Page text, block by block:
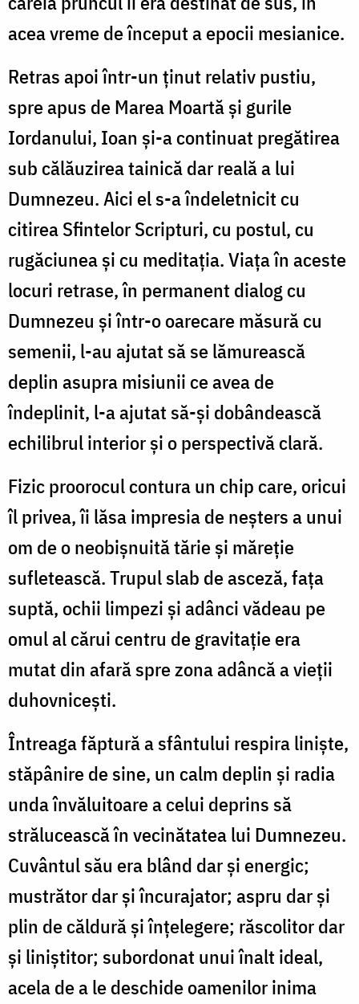
acea vreme de început a epocii mesianice.
Retras apoi într-un ţinut relativ pustiu,
spre apus de Marea Moartă şi gurile
Iordanului, Ioan şi-a continuat pregătirea
sub călăuzirea tainică dar reală a lui
Dumnezeu. Aici el s-a îndeletnicit cu
citirea Sfintelor Scripturi, cu postul, cu
rugăciunea şi cu meditaţia. Viaţa în aceste
locuri retrase, în permanent dialog cu
Dumnezeu şi într-o oarecare măsură cu
semenii, l-au ajutat să se lămurească
deplin asupra misiunii ce avea de
îndeplinit, l-a ajutat să-şi dobândească
echilibrul interior şi o perspectivă clară.
Fizic proorocul contura un chip care, oricui
îl privea, îi lăsa impresia de neşters a unui
om de o neobişnuită tărie şi măreţie
sufletească. Trupul slab de asceză, faţa
suptă, ochii limpezi şi adânci vădeau pe
omul al cărui centru de gravitaţie era
mutat din afară spre zona adâncă a vieţii
duhovniceşti.
Întreaga făptură a sfântului respira linişte,
stăpânire de sine, un calm deplin şi radia
unda învăluitoare a celui deprins să
strălucească în vecinătatea lui Dumnezeu.
Cuvântul său era blând dar şi energic;
mustrător dar şi încurajator; aspru dar şi
plin de căldură şi înţelegere; răscolitor dar
şi liniştitor; subordonat unui înalt ideal,
acela de a le deschide oamenilor inima